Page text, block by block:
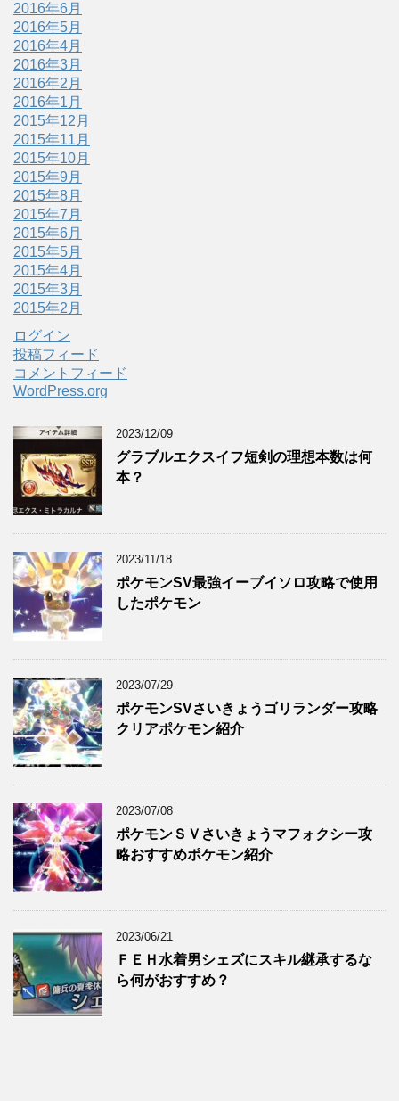
2016年6月
2016年5月
2016年4月
2016年3月
2016年2月
2016年1月
2015年12月
2015年11月
2015年10月
2015年9月
2015年8月
2015年7月
2015年6月
2015年5月
2015年4月
2015年3月
2015年2月
ログイン
投稿フィード
コメントフィード
WordPress.org
2023/12/09
グラブルエクスイフ短剣の理想本数は何
本？
2023/11/18
ポケモンSV最強イーブイソロ攻略で使用
したポケモン
2023/07/29
ポケモンSVさいきょうゴリランダー攻略
クリアポケモン紹介
2023/07/08
ポケモンＳＶさいきょうマフォクシー攻
略おすすめポケモン紹介
2023/06/21
ＦＥＨ水着男シェズにスキル継承するな
ら何がおすすめ？